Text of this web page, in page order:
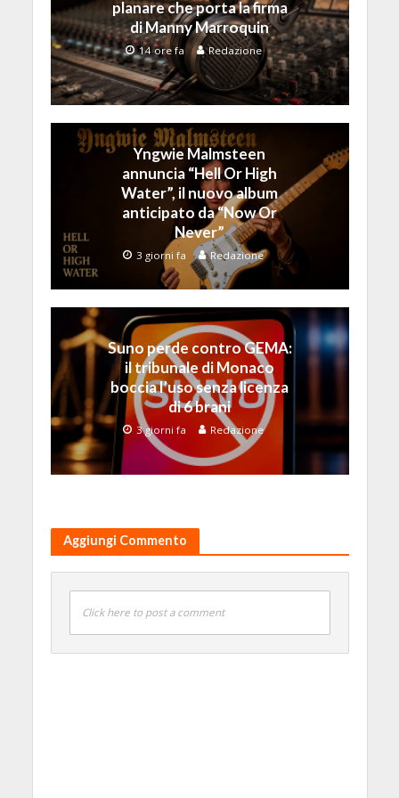
planare che porta la firma
di Manny Marroquin
14 ore fa Redazione
Yngwie Malmsteen
annuncia “Hell Or High
Water”, il nuovo album
anticipato da “Now Or
Never”
3 giorni fa Redazione
Suno perde contro GEMA:
il tribunale di Monaco
boccia l’uso senza licenza
di 6 brani
3 giorni fa Redazione
Aggiungi Commento
Click here to post a comment